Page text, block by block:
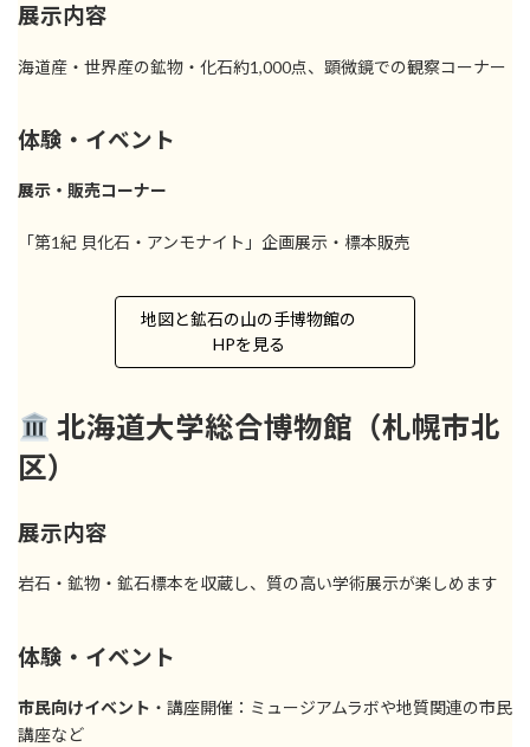
展示内容
海道産・世界産の鉱物・化石約1,000点、顕微鏡での観察コーナー
体験・イベント
展示・販売コーナー
「第1紀 貝化石・アンモナイト」企画展示・標本販売
地図と鉱石の山の手博物館の
HPを見る
北海道大学総合博物館（札幌市北
区）
展示内容
岩石・鉱物・鉱石標本を収蔵し、質の高い学術展示が楽しめます
体験・イベント
市民向けイベント ・講座開催：ミュージアムラボや地質関連の市民
講座など